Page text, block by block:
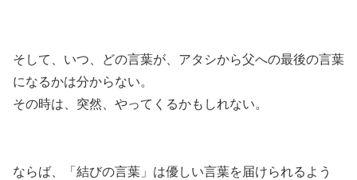
そして、いつ、どの言葉が、アタシから父への最後の言葉
になるかは分からない。
その時は、突然、やってくるかもしれない。
ならば、「結びの言葉」は優しい言葉を届けられるよう